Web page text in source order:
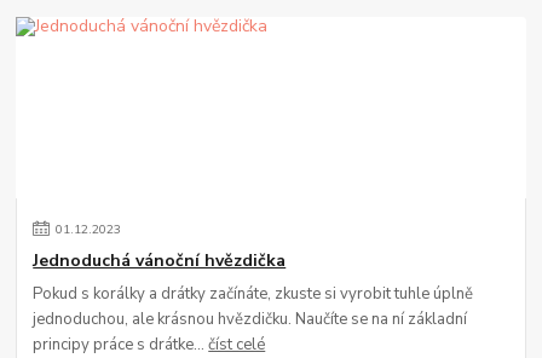
01.12.2023
Jednoduchá vánoční hvězdička
Pokud s korálky a drátky začínáte, zkuste si vyrobit tuhle úplně
jednoduchou, ale krásnou hvězdičku. Naučíte se na ní základní
principy práce s drátke...číst celé